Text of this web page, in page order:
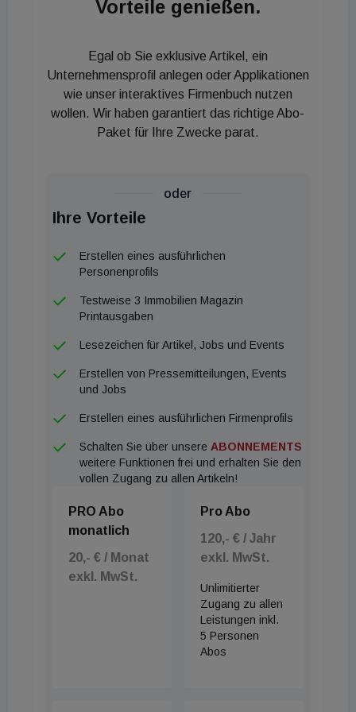
Hauptbahnhofs. Von den künftigen rund 70.000 m²
Die Anlage wird rund 300 Tiefgaragenstellplätze, E-
Mobilitäts-Ladestationen, Sharing Points und etwa
950 Fahrradstellplätze bieten. Elementum ist für
LEED Gold vorzertifiziert und für WiredScore Gold
vorgesehen.
Vorteile genießen.
Egal ob Sie exklusive Artikel, ein
Unternehmensprofil anlegen oder Applikationen
wie unser interaktives Firmenbuch nutzen
wollen. Wir haben garantiert das richtige Abo-
Paket für Ihre Zwecke parat.
oder
Ihre Vorteile
Erstellen eines ausführlichen
Personenprofils
Testweise 3 Immobilien Magazin
Printausgaben
Lesezeichen für Artikel, Jobs und Events
Erstellen von Pressemitteilungen, Events
und Jobs
Erstellen eines ausführlichen Firmenprofils
Schalten Sie über unsere ABONNEMENTS
weitere Funktionen frei und erhalten Sie den
vollen Zugang zu allen Artikeln!
PRO Abo
monatlich
20,- € / Monat
exkl. MwSt.
Pro Abo
120,- € / Jahr
exkl. MwSt.
Unlimitierter
Zugang zu allen
Leistungen inkl.
5 Personen
Abos